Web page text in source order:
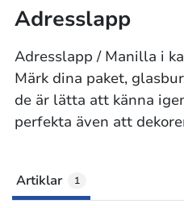
Adresslapp
Adresslapp / Manilla i
Märk dina paket,
de är lätta att känna
perfekta även att
Artiklar 1